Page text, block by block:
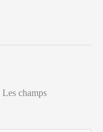
Les champs